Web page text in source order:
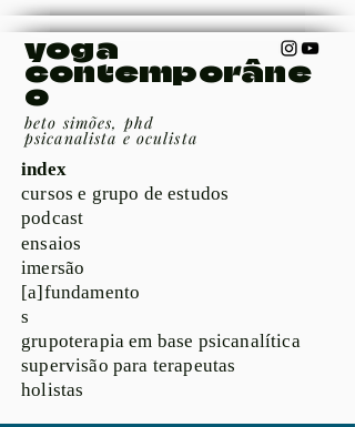
yoga
contemporâne
o
beto simões, phd
psicanalista e oculista
index
cursos e grupo de estudos
podcast
ensaios
imersão
[a]fundamento
s
grupoterapia em base psicanalítica
supervisão para terapeutas
holistas